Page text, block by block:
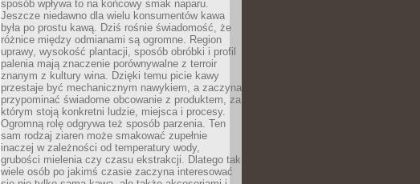
sposób wpływa to na końcowy smak naparu.
Jeszcze niedawno dla wielu konsumentów kawa
była po prostu kawą. Dziś rośnie świadomość, że
różnice między odmianami są ogromne. Region
uprawy, wysokość plantacji, sposób obróbki i profil
palenia mają znaczenie porównywalne z terroir
znanym z kultury wina. Dzięki temu picie kawy
przestaje być mechanicznym nawykiem, a zaczyna
przypominać świadome obcowanie z produktem, za
którym stoją konkretni ludzie, miejsca i procesy.
Ogromną rolę odgrywa też sposób parzenia. Ten
sam rodzaj ziaren może smakować zupełnie
inaczej w zależności od temperatury wody,
grubości mielenia czy czasu ekstrakcji. Dlatego tak
wiele osób po jakimś czasie zaczyna interesować